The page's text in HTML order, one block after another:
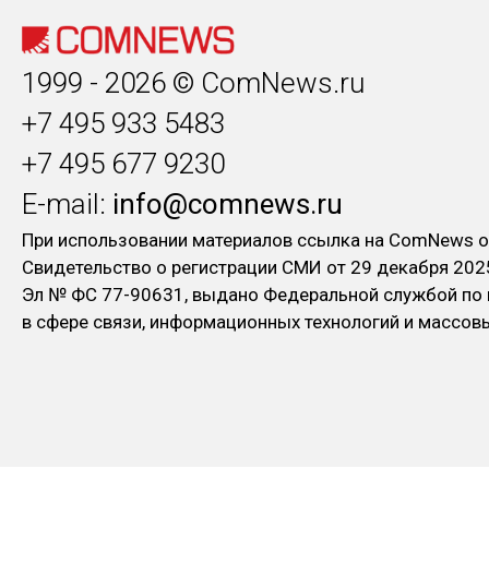
1999 - 2026 © ComNews.ru
+7 495 933 5483
+7 495 677 9230
E-mail: info@comnews.ru
При использовании материалов ссылка на ComNews
Свидетельство о регистрации СМИ от 29 декабря
Эл № ФC 77-90631, выдано Федеральной службой по
в сфере связи, информационных технологий и